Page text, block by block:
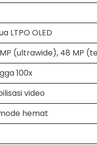
LTPO OLED
(ultrawide), 48 MP
100x
video
hemat